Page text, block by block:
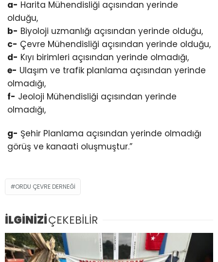
a- Harita Mühendisliği açısından yerinde
olduğu,
b- Biyoloji uzmanlığı açısından yerinde olduğu,
c- Çevre Mühendisliği açısından yerinde olduğu,
d- Kıyı birimleri açısından yerinde olmadığı,
e- Ulaşım ve trafik planlama açısından yerinde
olmadığı,
f- Jeoloji Mühendisliği açısından yerinde
olmadığı,
g- Şehir Planlama açısından yerinde olmadığı
görüş ve kanaati oluşmuştur.”
ORDU ÇEVRE DERNEĞİ
İLGİNİZİÇEKEBİLİR